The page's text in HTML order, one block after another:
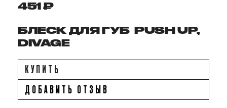
451 ₽
БЛЕСК ДЛЯ ГУБ PUSH UP,
DIVAGE
КУПИТЬ
ДОБАВИТЬ ОТЗЫВ